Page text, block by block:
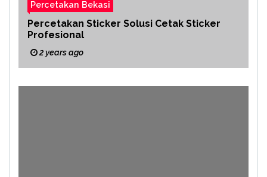
Percetakan Bekasi
Percetakan Sticker Solusi Cetak Sticker
Profesional
2 years ago